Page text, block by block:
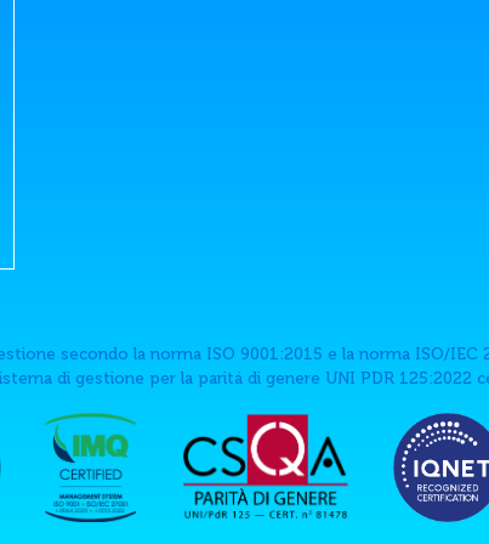
secondo la norma ISO 9001:2015 e la norma ISO/IEC
di gestione per la paritá di genere UNI PDR 125:2022